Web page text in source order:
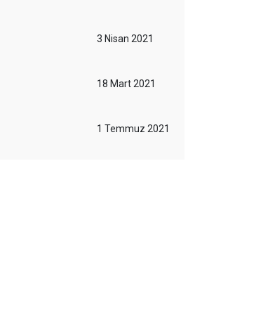
3 Nisan 2021
18 Mart 2021
1 Temmuz 2021